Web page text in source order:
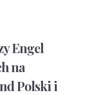
Engel
na
Polski i